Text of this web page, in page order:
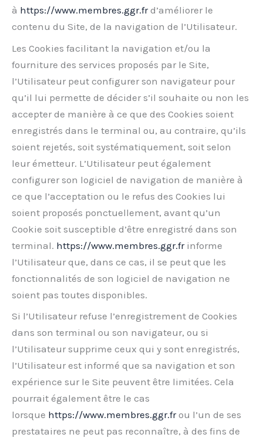
à https://www.membres.ggr.frd’améliorer le
contenu du Site, de la navigation de l’Utilisateur.
Les Cookies facilitant la navigation et/ou la
fourniture des services proposés par le Site,
l’Utilisateur peut configurer son navigateur pour
qu’il lui permette de décider s’il souhaite ou non les
accepter de manière à ce que des Cookies soient
enregistrés dans le terminal ou, au contraire, qu’ils
soient rejetés, soit systématiquement, soit selon
leur émetteur. L’Utilisateur peut également
configurer son logiciel de navigation de manière à
ce que l’acceptation ou le refus des Cookies lui
soient proposés ponctuellement, avant qu’un
Cookie soit susceptible d’être enregistré dans son
terminal. https://www.membres.ggr.frinforme
l’Utilisateur que, dans ce cas, il se peut que les
fonctionnalités de son logiciel de navigation ne
soient pas toutes disponibles.
Si l’Utilisateur refuse l’enregistrement de Cookies
dans son terminal ou son navigateur, ou si
l’Utilisateur supprime ceux qui y sont enregistrés,
l’Utilisateur est informé que sa navigation et son
expérience sur le Site peuvent être limitées. Cela
pourrait également être le cas
lorsque https://www.membres.ggr.frou l’un de ses
prestataires ne peut pas reconnaître, à des fins de